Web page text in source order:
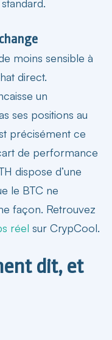
moins sensible à
direct.
un
ses positions au
précisément ce
de performance
dispose d’une
le BTC ne
façon. Retrouvez
réel sur CrypCool.
dit, et